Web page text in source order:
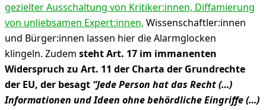
gezielter Ausschaltung von Kritiker:innen, Diffamierung
von unliebsamen Expert:innen, Wissenschaftler:innen
und Bürger:innen lassen hier die Alarmglocken
klingeln. Zudem steht Art. 17 im immanenten
Widerspruch zu Art. 11 der Charta der Grundrechte
der EU, der besagt “Jede Person hat das Recht (…)
Informationen und Ideen ohne behördliche Eingriffe (…)